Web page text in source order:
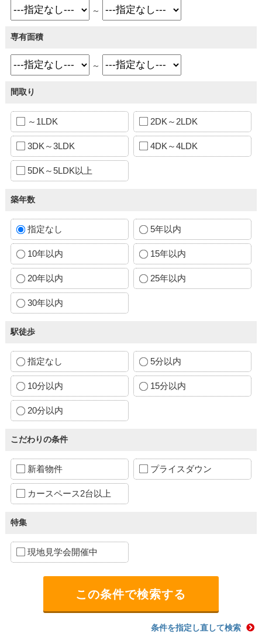
～
専有面積
～
間取り
～1LDK 2DK～2LDK
3DK～3LDK 4DK～4LDK
5DK～5LDK以上
築年数
指定なし 5年以内
10年以内 15年以内
20年以内 25年以内
30年以内
駅徒歩
指定なし 5分以内
10分以内 15分以内
20分以内
こだわりの条件
新着物件 プライスダウン
カースペース2台以上
特集
現地見学会開催中
条件を指定し直して検索